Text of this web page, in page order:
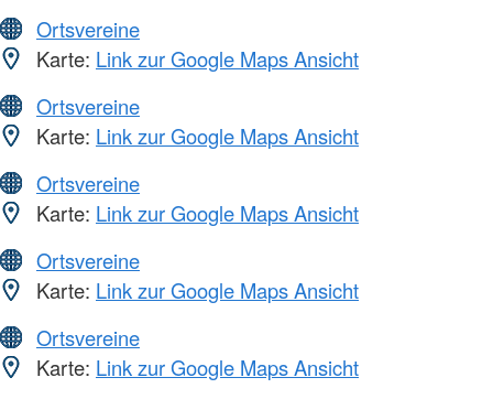
Ortsvereine
Karte: Link zur Google Maps Ansicht
Ortsvereine
Karte: Link zur Google Maps Ansicht
Ortsvereine
Karte: Link zur Google Maps Ansicht
Ortsvereine
Karte: Link zur Google Maps Ansicht
Ortsvereine
Karte: Link zur Google Maps Ansicht